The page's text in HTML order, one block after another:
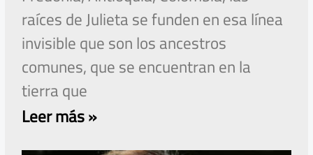
raíces de Julieta se funden en esa línea
invisible que son los ancestros
comunes, que se encuentran en la
tierra que
Leer más »